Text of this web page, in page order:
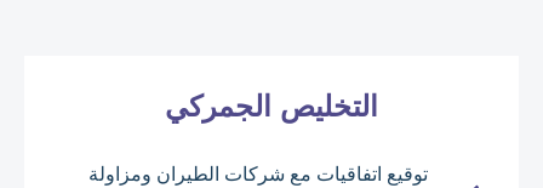
التخليص الجمركي
توقيع اتفاقيات مع شركات الطيران ومزاولة